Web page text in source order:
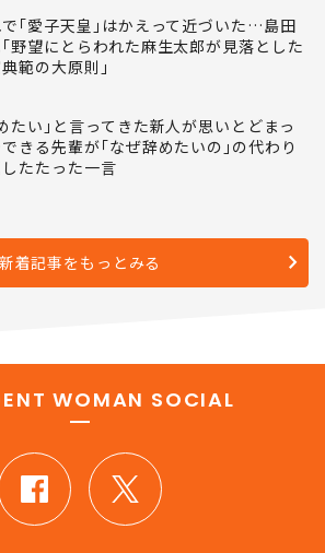
で｢愛子天皇｣はかえって近づいた…島田
野望にとらわれた麻生太郎が見落とした
範の大原則｣
たい｣と言ってきた新人が思いとどまっ
きる先輩が｢なぜ辞めたいの｣の代わり
たたった一言
新着記事をもっとみる
WOMAN SOCIAL